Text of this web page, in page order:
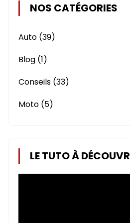
NOS CATÉGORIES
Auto (39)
Blog (1)
Conseils (33)
Moto (5)
LE TUTO À